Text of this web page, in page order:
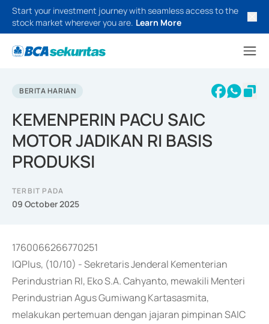
Start your investment journey with seamless access to the
stock market wherever you are. Learn More
BERITA HARIAN
KEMENPERIN PACU SAIC
MOTOR JADIKAN RI BASIS
PRODUKSI
TERBIT PADA
09 October 2025
1760066266770251
IQPlus, (10/10) - Sekretaris Jenderal Kementerian
Perindustrian RI, Eko S.A. Cahyanto, mewakili Menteri
Perindustrian Agus Gumiwang Kartasasmita,
melakukan pertemuan dengan jajaran pimpinan SAIC